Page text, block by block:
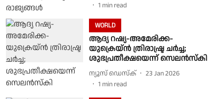
1 min read
WORLD
ആദ്യ റഷ്യ-അമേരിക്ക-
യുക്രെയ്ന്‍ ത്രിരാഷ്ട്ര ചര്‍ച്ച;
ശുഭപ്രതീക്ഷയെന്ന് സെലന്‍സ്‌കി
ന്യൂസ് ഡെസ്ക്
23 Jan 2026
1 min read